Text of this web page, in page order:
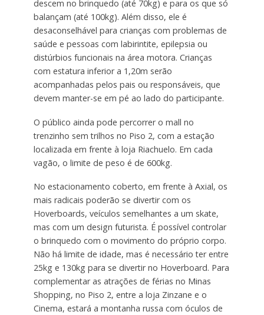
descem no brinquedo (até 70kg) e para os que só
balançam (até 100kg). Além disso, ele é
desaconselhável para crianças com problemas de
saúde e pessoas com labirintite, epilepsia ou
distúrbios funcionais na área motora. Crianças
com estatura inferior a 1,20m serão
acompanhadas pelos pais ou responsáveis, que
devem manter-se em pé ao lado do participante.
O público ainda pode percorrer o mall no
trenzinho sem trilhos no Piso 2, com a estação
localizada em frente à loja Riachuelo. Em cada
vagão, o limite de peso é de 600kg.
No estacionamento coberto, em frente à Axial, os
mais radicais poderão se divertir com os
Hoverboards, veículos semelhantes a um skate,
mas com um design futurista. É possível controlar
o brinquedo com o movimento do próprio corpo.
Não há limite de idade, mas é necessário ter entre
25kg e 130kg para se divertir no Hoverboard. Para
complementar as atrações de férias no Minas
Shopping, no Piso 2, entre a loja Zinzane e o
Cinema, estará a montanha russa com óculos de